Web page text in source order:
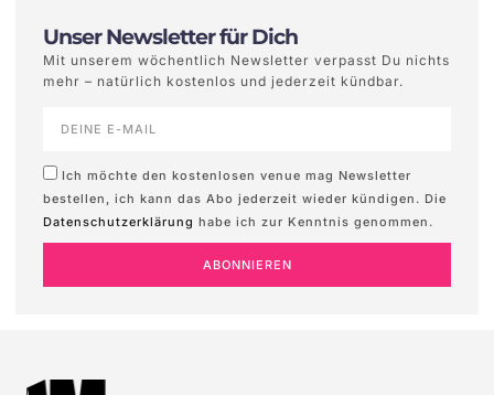
Unser Newsletter für Dich
Mit unserem wöchentlich Newsletter verpasst Du nichts
mehr – natürlich kostenlos und jederzeit kündbar.
Ich möchte den kostenlosen venue mag Newsletter
bestellen, ich kann das Abo jederzeit wieder kündigen. Die
Datenschutzerklärung habe ich zur Kenntnis genommen.
ABONNIEREN